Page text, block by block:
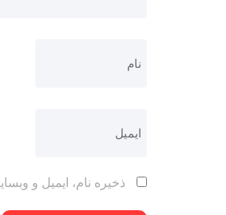
ذخیره نام، ایمیل و